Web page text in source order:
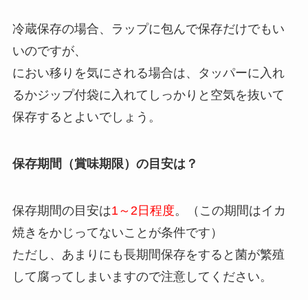
冷蔵保存の場合、ラップに包んで保存だけでもい
いのですが、
におい移りを気にされる場合は、タッパーに入れ
るかジップ付袋に入れてしっかりと空気を抜いて
保存するとよいでしょう。
保存期間（賞味期限）の目安は？
保存期間の目安は1～2日程度。（この期間はイカ
焼きをかじってないことが条件です）
ただし、あまりにも長期間保存をすると菌が繁殖
して腐ってしまいますので注意してください。